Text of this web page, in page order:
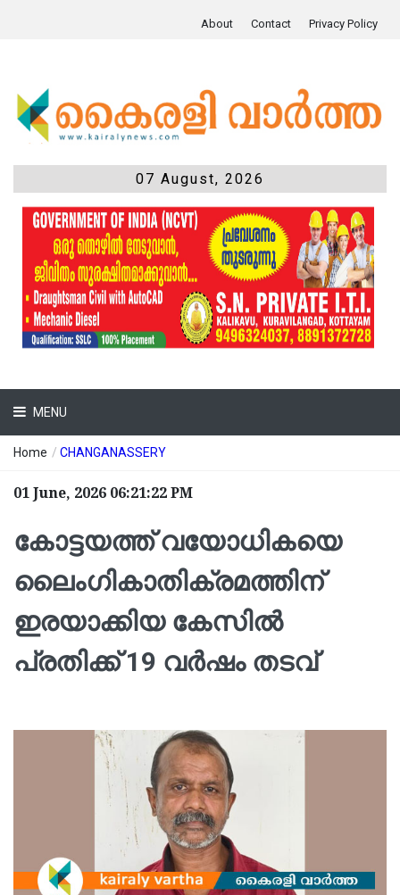
About Contact Privacy Policy
07 August, 2026
MENU
Home / CHANGANASSERY
01 June, 2026 06:21:22 PM
കോട്ടയത്ത്‌ വയോധികയെ
ലൈംഗികാതിക്രമത്തിന്
ഇരയാക്കിയ കേസിൽ
പ്രതിക്ക് 19 വർഷം തടവ്